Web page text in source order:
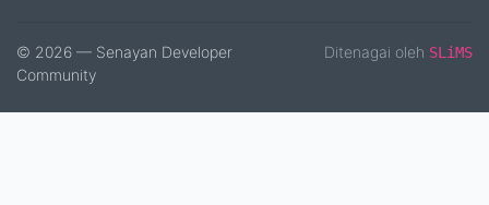
© 2026 — Senayan Developer
Community
Ditenagai oleh SLiMS